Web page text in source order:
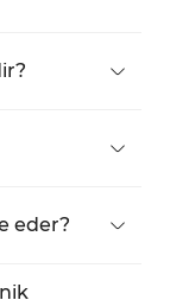
eder?
nedenle